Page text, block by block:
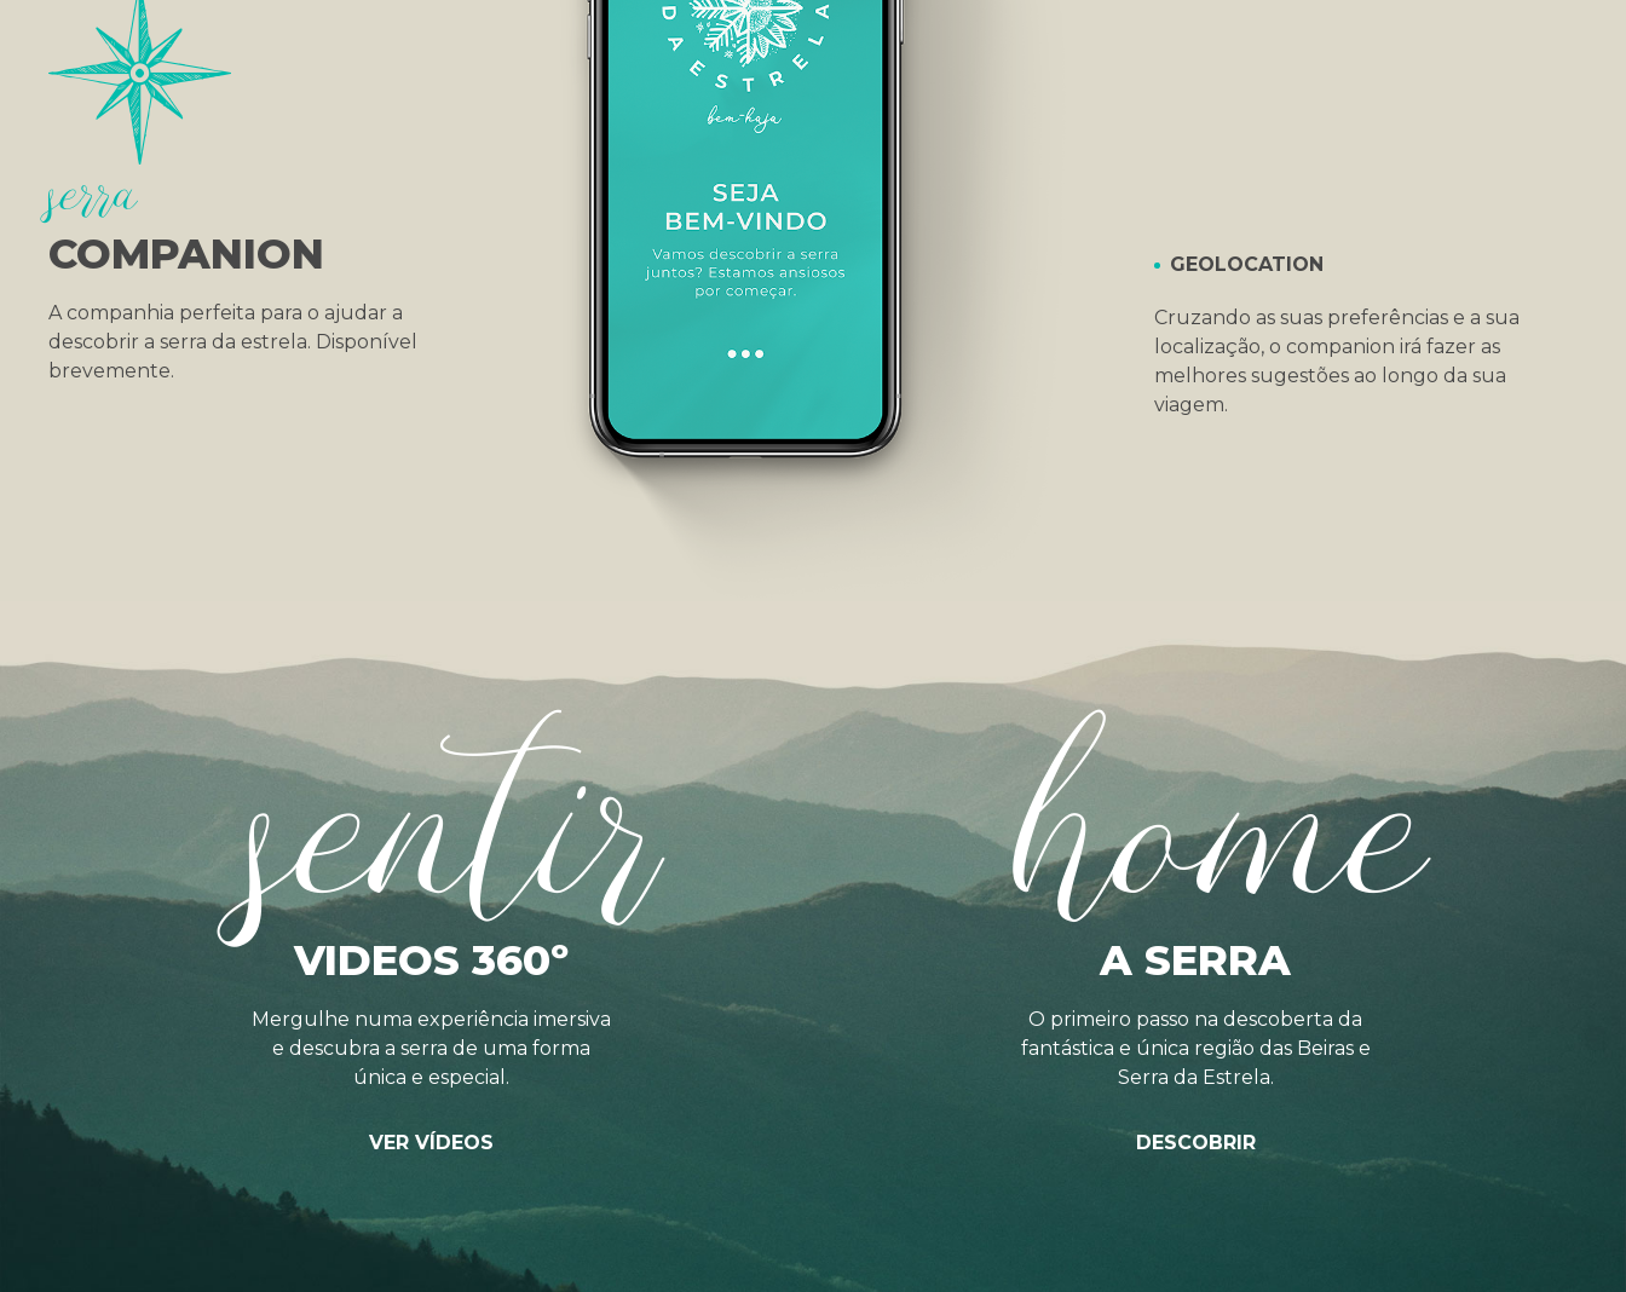
serra
COMPANION
A companhia perfeita para o ajudar a
descobrir a serra da estrela. Disponível
brevemente.
GEOLOCATION
Cruzando as suas preferências e a sua
localização, o companion irá fazer as
melhores sugestões ao longo da sua
viagem.
sentir
VIDEOS 360º
Mergulhe numa experiência imersiva
e descubra a serra de uma forma
única e especial.
VER VÍDEOS
home
A SERRA
O primeiro passo na descoberta da
fantástica e única região das Beiras e
Serra da Estrela.
DESCOBRIR